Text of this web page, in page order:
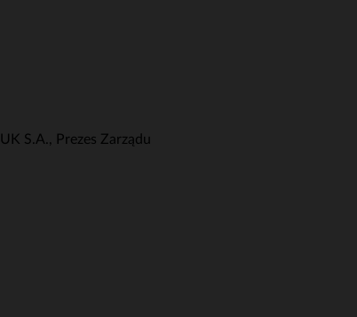
S.A., Prezes Zarządu